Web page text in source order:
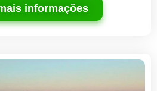
informações